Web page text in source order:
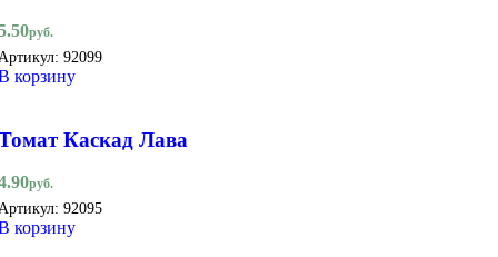
руб.
92099
корзину
Каскад Лава
руб.
92095
корзину